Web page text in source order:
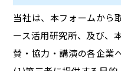
当社は、本フォームから
ース活用研究所、及び、
賛・協力・講演の各企業